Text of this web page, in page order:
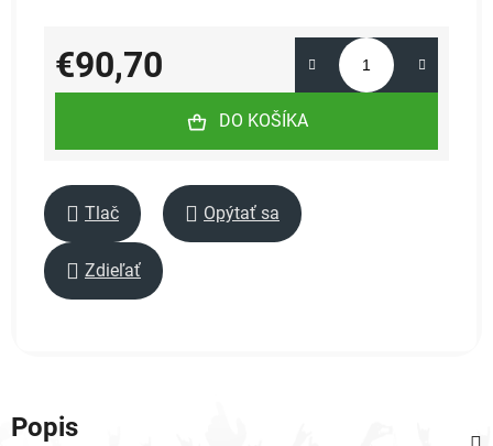
€90,70
Jednotková cena:
DO KOŠÍKA
Tlač Opýtať sa
Zdieľať
Popis